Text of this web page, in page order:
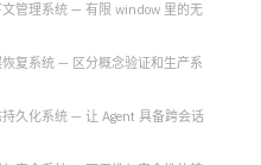
文管理系统 — 有限 window 里的无
复系统 — 区分概念验证和生产系
久化系统 — 让 Agent 具备跨会话